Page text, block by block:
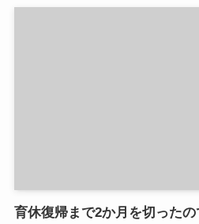
育休復帰まで2か月を切った